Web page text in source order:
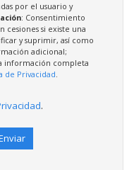
por el usuario y
: Consentimiento
cesiones si existe una
y suprimir, así como
adicional;
información completa
de Privacidad.
.